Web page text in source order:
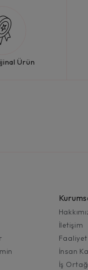
Ürün
İletişim
İnsan
İş